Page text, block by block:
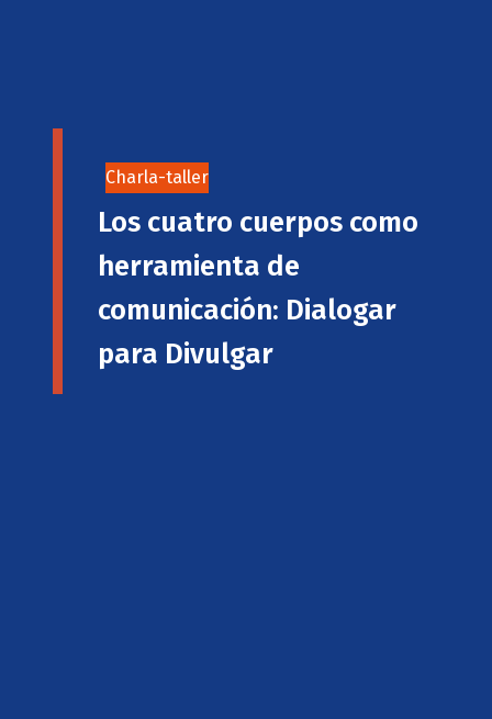
Charla-taller
Los cuatro cuerpos como
herramienta de
comunicación: Dialogar
para Divulgar